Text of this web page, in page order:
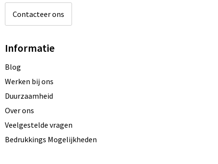
Contacteer ons
Informatie
Blog
Werken bij ons
Duurzaamheid
Over ons
Veelgestelde vragen
Bedrukkings Mogelijkheden